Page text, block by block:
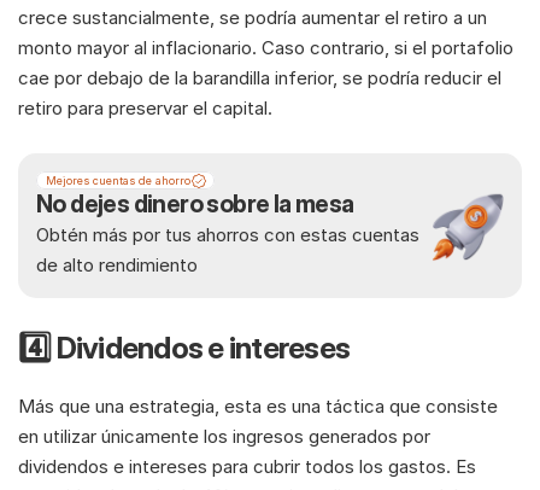
crece sustancialmente, se podría aumentar el retiro a un
monto mayor al inflacionario. Caso contrario, si el portafolio
cae por debajo de la barandilla inferior, se podría reducir el
retiro para preservar el capital.
Mejores cuentas de ahorro
No dejes dinero sobre la mesa
Obtén más por tus ahorros con estas cuentas
de alto rendimiento
4️⃣ Dividendos e intereses
Más que una estrategia, esta es una táctica que consiste
en utilizar únicamente los ingresos generados por
dividendos e intereses para cubrir todos los gastos. Es